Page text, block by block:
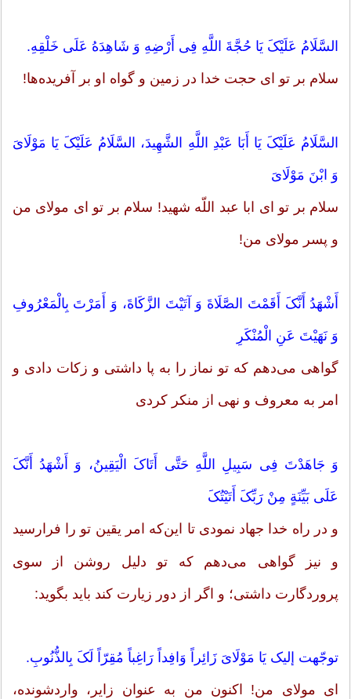
السَّلَامُ عَلَیْکَ یَا حُجَّةَ اللَّهِ فِی أَرْضِهِ وَ شَاهِدَهُ عَلَى خَلْقِهِ.
سلام بر تو اى حجت خدا در زمین و گواه او بر آفریده‌ها!
السَّلَامُ عَلَیْکَ یَا أَبَا عَبْدِ اللَّهِ الشَّهِیدَ، السَّلَامُ عَلَیْکَ یَا مَوْلَایَ
وَ ابْنَ مَوْلَایَ
سلام بر تو اى ابا عبد اللّه شهید! سلام بر تو اى مولاى من
و پسر مولاى من!
أَشْهَدُ أَنَّکَ أَقَمْتَ الصَّلَاةَ وَ آتَیْتَ الزَّکَاةَ، وَ أَمَرْتَ بِالْمَعْرُوفِ
وَ نَهَیْتَ عَنِ الْمُنْکَرِ
گواهى مى‌دهم که تو نماز را به پا داشتى و زکات دادى و
امر به معروف و نهى از منکر کردى
وَ جَاهَدْتَ فِی سَبِیلِ اللَّهِ حَتَّى أَتَاکَ الْیَقِینُ، وَ أَشْهَدُ أَنَّکَ
عَلَى بَیِّنَةٍ مِنْ رَبِّکَ أَتَیْتُکَ
و در راه خدا جهاد نمودى تا این‌که امر یقین تو را فرارسید
و نیز گواهى مى‌دهم که تو دلیل روشن از سوى
پروردگارت داشتى؛ و اگر از دور زیارت کند باید بگوید:
توجّهت إلیک یَا مَوْلَایَ زَائِراً وَافِداً رَاغِباً مُقِرّاً لَکَ بِالذُّنُوبِ.
اى مولاى من! اکنون من به عنوان زایر، واردشونده،